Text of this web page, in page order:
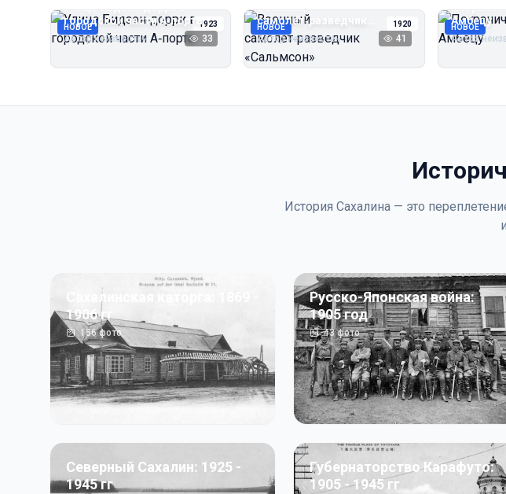
НОВОЕ 1923
Улица Бидзэн‑дорри в
городской части А‑порта
Автор неизвестен 33
НОВОЕ 1920
Военный
самолёт‑разведчик
«Сальмсон»
Автор неизвестен 41
НОВОЕ
Амбецу
Автор
История Сахалина — это
Сахалинская каторга: 1869 -
1906 гг
156фото
Русско-Японская война:
1905 год
43фото
Северный Сахалин: 1925 -
1945 гг
Губернаторство Карафуто:
1905 - 1945 гг